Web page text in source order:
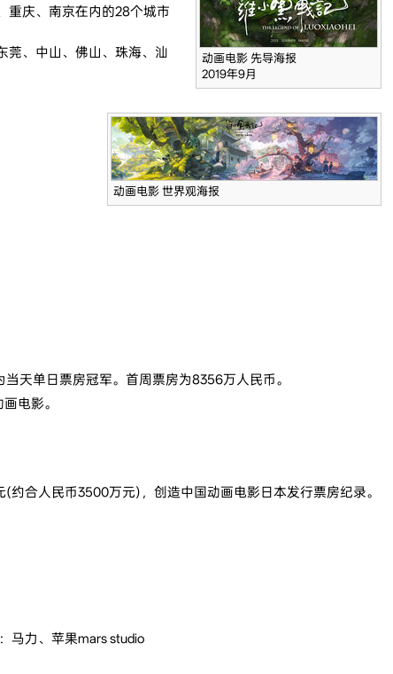
动画电影 先导海报
2019年9月
动画电影 世界观海报
重庆、南京在内的28个城市
莞、中山、佛山、珠海、汕
天单日票房冠军。首周票房为8356万人民币。
电影。
合人民币3500万元)，创造中国动画电影日本发行票房纪录。
马力、苹果mars studio